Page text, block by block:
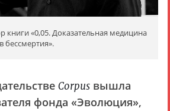
книги «0,05. Доказательная медицина
бессмертия».
Corpus вышла
фонда «Эволюция»,